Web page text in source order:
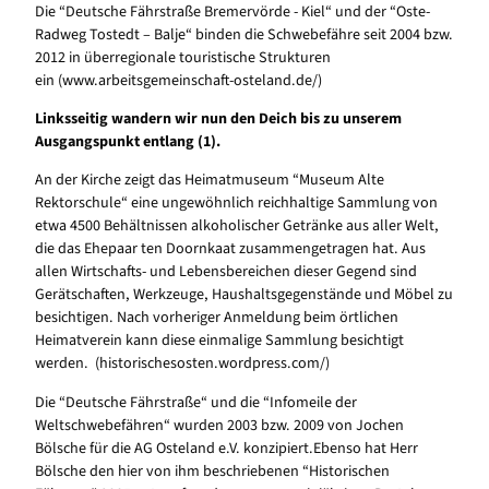
Die “Deutsche Fährstraße Bremervörde - Kiel“ und der “Oste-
Radweg Tostedt – Balje“ binden die Schwebefähre seit 2004 bzw.
2012 in überregionale touristische Strukturen
ein (www.arbeitsgemeinschaft-osteland.de/)
Linksseitig wandern wir nun den Deich bis zu unserem
Ausgangspunkt entlang (1).
An der Kirche zeigt das Heimatmuseum “Museum Alte
Rektorschule“ eine ungewöhnlich reichhaltige Sammlung von
etwa 4500 Behältnissen alkoholischer Getränke aus aller Welt,
die das Ehepaar ten Doornkaat zusammengetragen hat. Aus
allen Wirtschafts- und Lebensbereichen dieser Gegend sind
Gerätschaften, Werkzeuge, Haushaltsgegenstände und Möbel zu
besichtigen. Nach vorheriger Anmeldung beim örtlichen
Heimatverein kann diese einmalige Sammlung besichtigt
werden. (historischesosten.wordpress.com/)
Die “Deutsche Fährstraße“ und die “Infomeile der
Weltschwebefähren“ wurden 2003 bzw. 2009 von Jochen
Bölsche für die AG Osteland e.V. konzipiert.Ebenso hat Herr
Bölsche den hier von ihm beschriebenen “Historischen